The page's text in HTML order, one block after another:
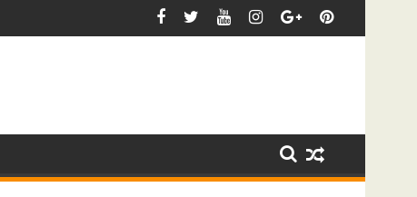
แคปชั่นหน้าหนาว ลองฟังดี ๆ แล้วจะรู้ว่า ความเงียบของฤดูหนาวช่างสวยงาม
แคปชั่นความรู้สึ